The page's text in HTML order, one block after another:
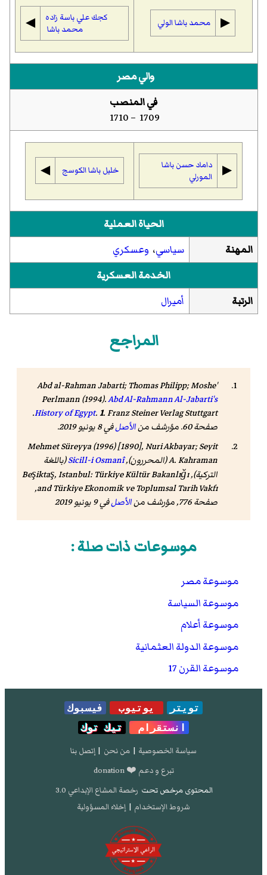
▶︎ محمد باشا الولي
كجك علي باسة زاده
محمد باشا
◀︎
والي مصر
في المنصب
1709 – 1710
▶︎
داماد حسن باشا
المورلي
خليل باشا الكوسج ◀︎
الحياة العملية
المهنة
سياسي، وعسكري
الخدمة العسكرية
الرتبة
أميرال
المراجع
'Abd al-Rahman Jabarti; Thomas Philipp; Moshe
Perlmann (1994).Abd Al-Rahmann Al-Jabarti's
History of Egypt.1
. Franz Steiner Verlag Stuttgart.
صفحة 60. مؤرشف من
الأصلفي 8 يونيو 2019.
Mehmet Süreyya (1996) [1890], Nuri Akbayar; Seyit
A. Kahraman (المحررون),
Sicill-i Osmanî(باللغة
التركية), Beşiktaş, Istanbul: Türkiye Kültür Bakanlığı
and Türkiye Ekonomik ve Toplumsal Tarih Vakfı,
صفحة 776, مؤرشف من
الأصلفي 9 يونيو 2019
موسوعات ذات صلة :
موسوعة مصر
موسوعة السياسة
موسوعة أعلام
موسوعة الدولة العثمانية
موسوعة القرن 17
تويتر يوتيوب
فيسبوك
انستقرام
تيك توك
سياسة الخصوصية | من نحن | إتصل بنا
تبرع و دعم ❤️ donation
المحتوى مرخص تحت رخصة المشاع الإبداعي 3.0
شروط الإستخدام | إخلاء المسؤولية